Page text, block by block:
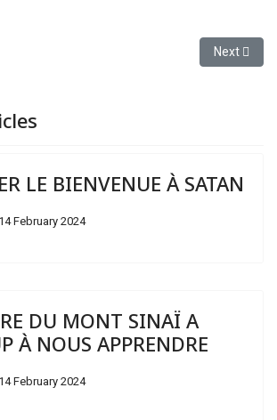
CHRÉTIENS PEUVENT-ILS SE MOQUER ET
Next
Next
LE BIENVENUE À SATAN
14 February 2024
DU MONT SINAÏ A
À NOUS APPRENDRE
14 February 2024